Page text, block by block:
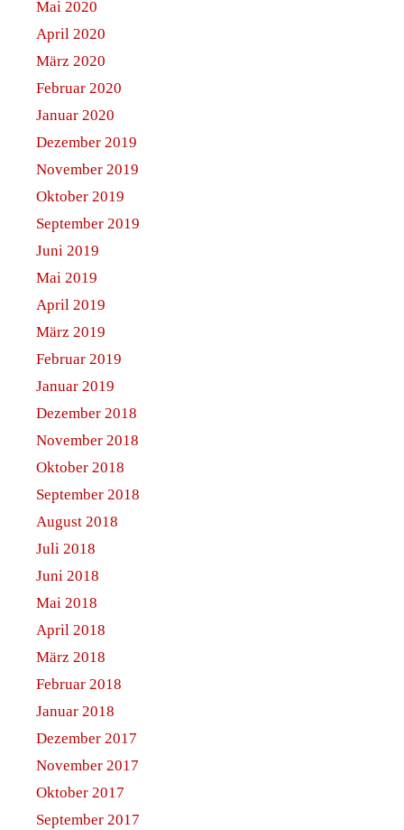
Mai 2020
April 2020
März 2020
Februar 2020
Januar 2020
Dezember 2019
November 2019
Oktober 2019
September 2019
Juni 2019
Mai 2019
April 2019
März 2019
Februar 2019
Januar 2019
Dezember 2018
November 2018
Oktober 2018
September 2018
August 2018
Juli 2018
Juni 2018
Mai 2018
April 2018
März 2018
Februar 2018
Januar 2018
Dezember 2017
November 2017
Oktober 2017
September 2017